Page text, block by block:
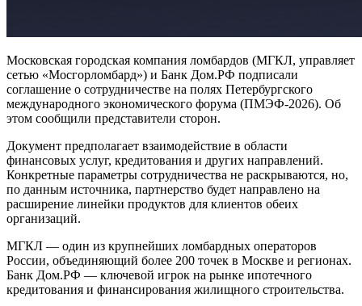
Московская городская компания ломбардов (МГКЛ, управляет
сетью «Мосгорломбард») и Банк Дом.РФ подписали
соглашение о сотрудничестве на полях Петербургского
международного экономического форума (ПМЭФ-2026). Об
этом сообщили представители сторон.
Документ предполагает взаимодействие в области
финансовых услуг, кредитования и других направлений.
Конкретные параметры сотрудничества не раскрываются, но,
по данным источника, партнерство будет направлено на
расширение линейки продуктов для клиентов обеих
организаций.
МГКЛ — один из крупнейших ломбардных операторов
России, объединяющий более 200 точек в Москве и регионах.
Банк Дом.РФ — ключевой игрок на рынке ипотечного
кредитования и финансирования жилищного строительства.